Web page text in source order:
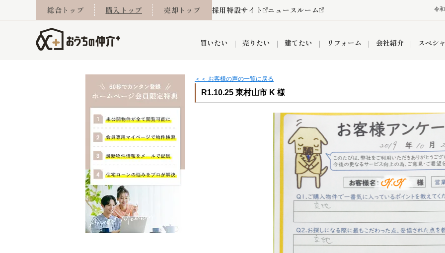
令
総合トップ 購入トップ 売却トップ 採用特設サイト ニュースルーム
買いたい
学区から探す 町名から探す お気に入り 閲覧履歴 検索履歴
当社お預かり物件 グループ会社施工物件 リノベーション済み物件
今月の住宅ローン金利 8代疾病保証付き住宅ローン 団体信用保険 購入
売りたい
売却査定実績 売却成功実績 よくある質問 売却コラム 査定依頼
住み替え 離婚 リースバック
西東京市 東久留米市 狭山市 富士見市 新座市 清
建てたい リフォーム
リフォーム事例 【埼玉】補助金・助成金 【東京】補助金・助成金
会社紹介
採用情報 お客様の声 創業の想い 総合不動産の強み
小手指営業所 所沢営業所 入間営業所 ひばりケ丘営業所 秋津営業所
おうちLABO おうちパークグループの強み
スペシ
マンションカタログ おうちパークくらぶ レンタルスペース 期間限定キャン
オンライン相談予約 売却査定依頼 なんでもご相談 プライバシーポリシー
＜＜ お客様の声の一覧に戻る
R1.10.25 東村山市 K 様